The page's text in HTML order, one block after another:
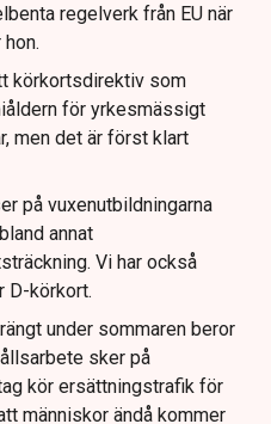
regelverk från EU när
körkortsdirektiv som
för yrkesmässigt
men det är först klart
på vuxenutbildningarna
annat
Vi har också
D-körkort.
under sommaren beror
sker på
kör ersättningstrafik för
människor ändå kommer